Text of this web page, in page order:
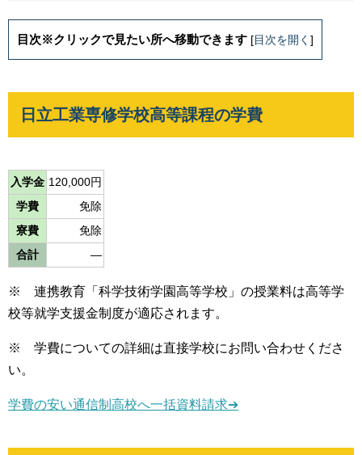
目次※クリックで見たい所へ移動できます [ 目次を開く ]
日立工業専修学校高等課程の学費
入学金 120,000円
学費
免除
寮費
免除
合計
―
※ 連携教育「科学技術学園高等学校」の授業料は高等学
校等就学支援金制度が適応されます。
※ 学費についての詳細は直接学校にお問い合わせくださ
い。
学費の安い通信制高校へ一括資料請求➔